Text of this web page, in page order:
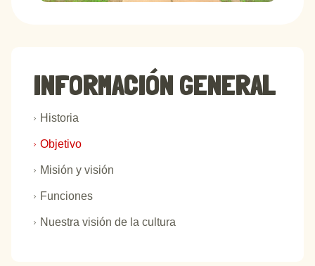
INFORMACIÓN GENERAL
Historia
Objetivo
Misión y visión
Funciones
Nuestra visión de la cultura